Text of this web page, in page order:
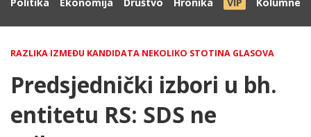
RAZLIKA IZMEĐU KANDIDATA NEKOLIKO STOTINA GLASOVA
Predsjednički izbori u bh.
entitetu RS: SDS ne